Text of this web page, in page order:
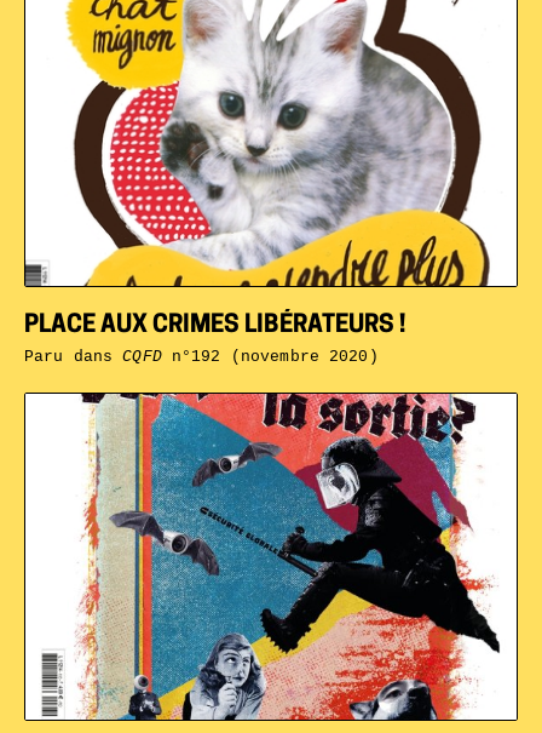
PLACE AUX CRIMES LIBÉRATEURS !
Paru dansCQFDn°192 (novembre 2020)